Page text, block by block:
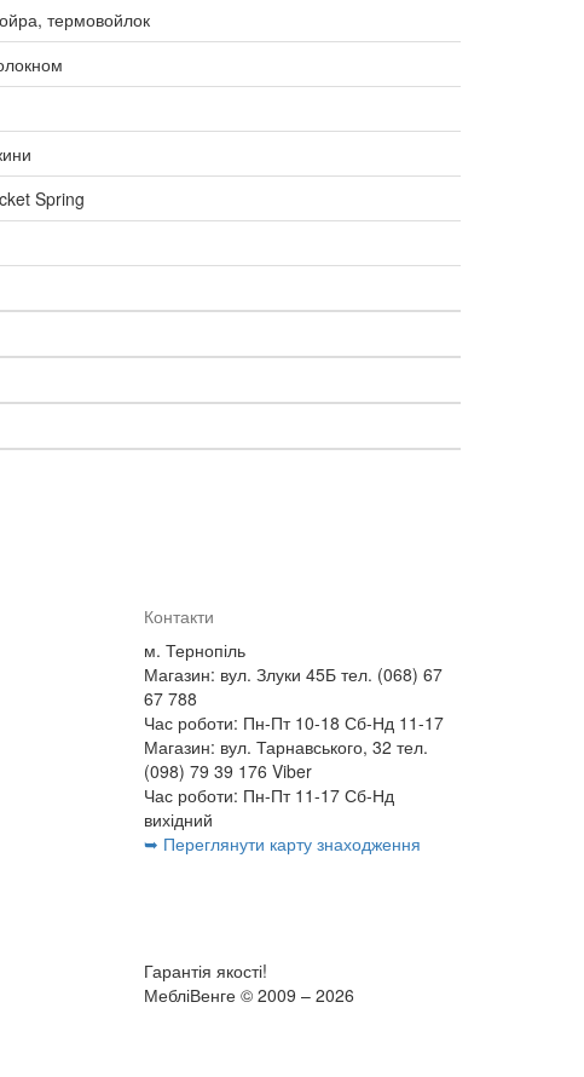
термовойлок
Spring
Контакти
м. Тернопіль
Магазин: вул. Злуки 45Б тел. (068) 67
67 788
Час роботи: Пн-Пт 10-18 Сб-Нд 11-17
Магазин: вул. Тарнавського, 32 тел.
(098) 79 39 176 Viber
Час роботи: Пн-Пт 11-17 Сб-Нд
вихідний
➥ Переглянути карту знаходження
Гарантія якості!
МебліВенге © 2009 – 2026